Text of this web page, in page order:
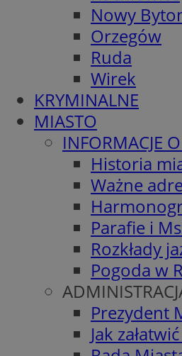
Nowy
Orzegów
Ruda
Wirek
KRYMINALNE
MIASTO
INFORMACJE
Historia
Ważne
Parafie i
Rozkłady
Pogoda w
Prezydent
Jak